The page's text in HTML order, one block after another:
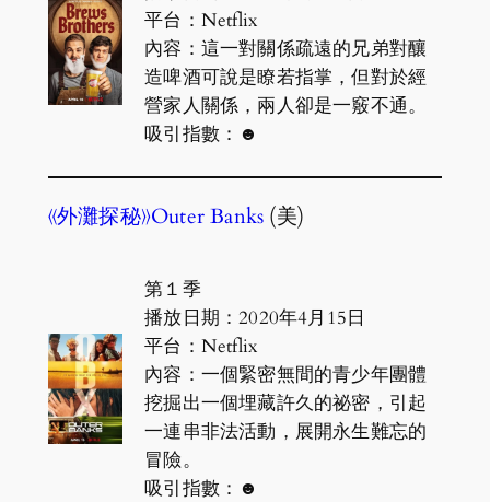
平台：Netflix
內容：這一對關係疏遠的兄弟對釀
造啤酒可說是瞭若指掌，但對於經
營家人關係，兩人卻是一竅不通。
吸引指數：☻
《外灘探秘》Outer Banks (美)
第１季
播放日期：2020年4月15日
平台：Netflix
內容：一個緊密無間的青少年團體
挖掘出一個埋藏許久的祕密，引起
一連串非法活動，展開永生難忘的
冒險。
吸引指數：☻